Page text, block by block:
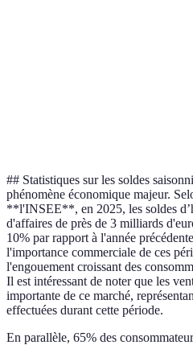
## Statistiques sur les soldes
phénomène économique majeur.
**l'INSEE**, en 2025, les soldes
d'affaires de près de 3 milliards
10% par rapport à l'année
l'importance commerciale de ces
l'engouement croissant des
Il est intéressant de noter que les
importante de ce marché,
effectuées durant cette période.
En parallèle, 65% des